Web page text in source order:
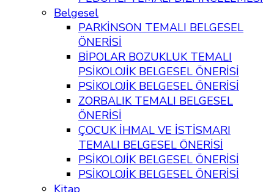
Belgesel
PARKİNSON TEMALI BELGESEL
ÖNERİSİ
BİPOLAR BOZUKLUK TEMALI
PSİKOLOJİK BELGESEL ÖNERİSİ
PSİKOLOJİK BELGESEL ÖNERİSİ
ZORBALIK TEMALI BELGESEL
ÖNERİSİ
ÇOCUK İHMAL VE İSTİSMARI
TEMALI BELGESEL ÖNERİSİ
PSİKOLOJİK BELGESEL ÖNERİSİ
PSİKOLOJİK BELGESEL ÖNERİSİ
Kitap